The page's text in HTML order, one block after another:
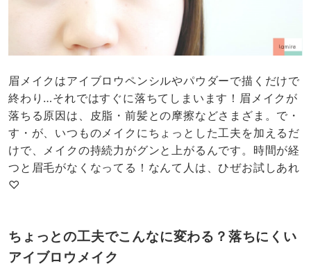
眉メイクはアイブロウペンシルやパウダーで描くだけで
終わり…それではすぐに落ちてしまいます！眉メイクが
落ちる原因は、皮脂・前髪との摩擦などさまざま。で・
す・が、いつものメイクにちょっとした工夫を加えるだ
けで、メイクの持続力がグンと上がるんです。時間が経
つと眉毛がなくなってる！なんて人は、ひぜお試しあれ
♡
ちょっとの工夫でこんなに変わる？落ちにくい
アイブロウメイク